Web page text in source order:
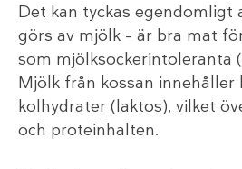
Det kan tyckas egendomligt
görs av mjölk – är bra mat
som mjölksockerintoleranta
Mjölk från kossan innehåller
kolhydrater (laktos), vilket
och proteinhalten.